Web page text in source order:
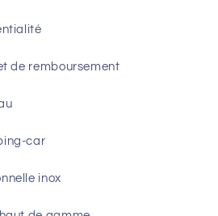
de remboursement
car
inox